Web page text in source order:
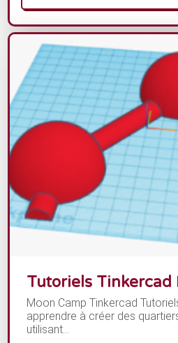
Tutoriels Tinkercad
Moon Camp Tinkercad
apprendre à créer des
utilisant...